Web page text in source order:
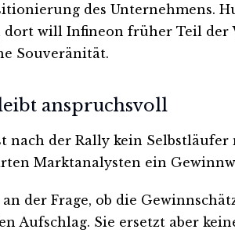
des Unternehmens.
dort will Infineon früher Teil
Souveränität.
anspruchsvoll
nach der Rally kein Selbstläufer
Marktanalysten ein
der Frage, ob die
Aufschlag. Sie ersetzt aber